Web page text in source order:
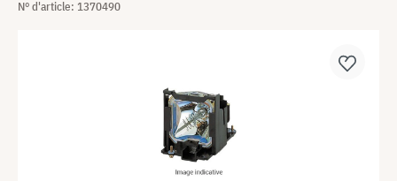
N° d'article: 1370490